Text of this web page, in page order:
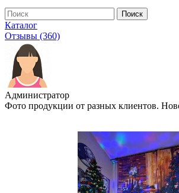
Каталог
Отзывы (360)
Администратор
Фото продукции от разных клиентов.